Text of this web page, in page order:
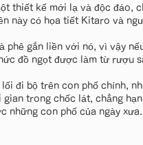
thiết kế mới lạ và độc đáo,
này có họa tiết Kitaro và
phê gắn liền với nó, vì vậy
đồ ngọt được làm từ rượu
đi bộ trên con phố chính,
gian trong chốc lát, chẳng
những con phố của ngày